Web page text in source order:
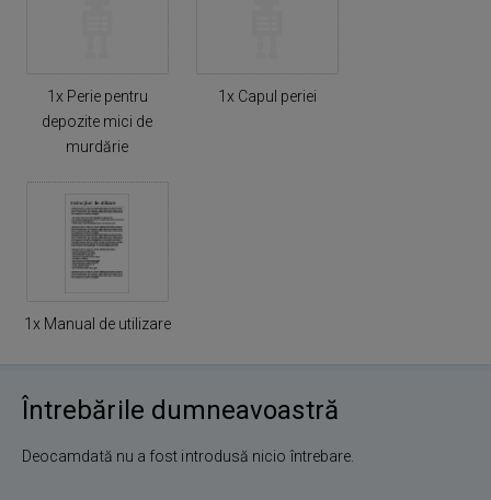
1x Perie pentru
depozite mici de
murdărie
1x Capul periei
1x Manual de utilizare
Întrebările dumneavoastră
Deocamdată nu a fost introdusă nicio întrebare.